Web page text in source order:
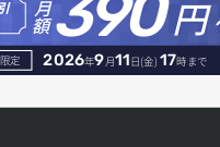
ドレス取得（ネットワーク指定）
得
プ一覧取得
得
約
月
額 円
定 2026年9月11日(金) 17時まで